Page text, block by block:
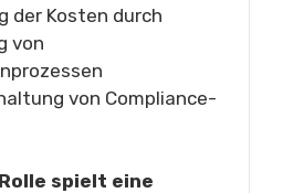
der Kosten durch
von
von Compliance-
spielt eine